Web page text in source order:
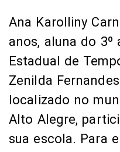
Ana Karolliny
anos, aluna do 3º
Estadual de
Zenilda
localizado no
Alto Alegre,
sua escola. Para